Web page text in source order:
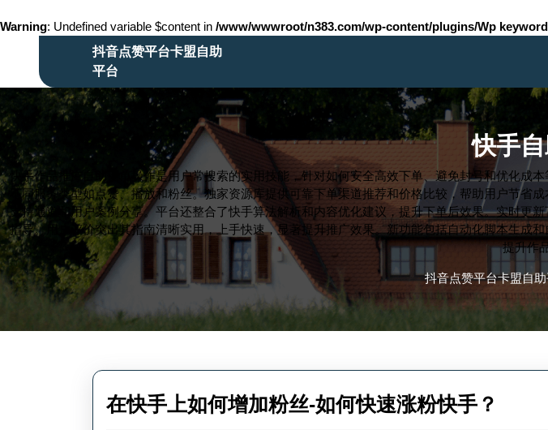
Warning: Undefined variable $content in /www/wwwroot/n383.com/wp-content/plugins/Wp
抖音点赞平台卡盟自助
平台
快手
快手作品推广自助下单操作是用户常搜索的实用技能，针对如何安全高效下单、避免封号和优化成
不同服务类型如点赞、播放和粉丝。独家资源库提供可靠下单渠道推荐和价格比较，帮助用户节
支持通道和用户案例分享。平台还整合了快手算法解析和内容优化建议，提升下单后效果。实时更
指导。用户评价突出其指南清晰实用，上手快速，显著提升推广效果。新功能包括自动化脚本生成
提升作
抖音点赞平台卡盟自
在快手上如何增加粉丝-如何快速涨粉快手？